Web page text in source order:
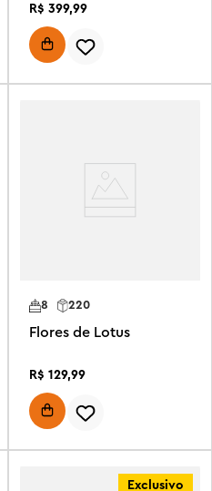
R$ 399,99
8 220
Flores de Lotus
R$ 129,99
Exclusivo